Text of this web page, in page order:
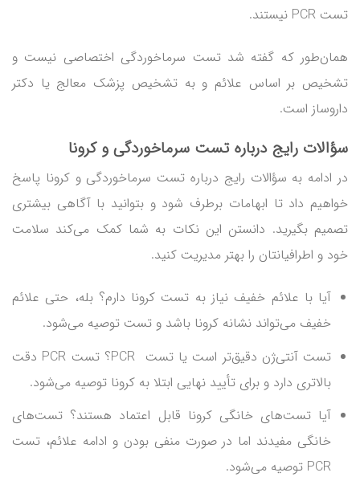
تست PCR نیستند.
همان‌طور که گفته شد تست سرماخوردگی اختصاصی نیست و
تشخیص بر اساس علائم و به تشخیص پزشک معالج یا دکتر
داروساز است.
سؤالات رایج دربارهتست سرماخوردگی و کرونا
در ادامه به سؤالات رایج درباره تست سرماخوردگی و کرونا پاسخ
خواهیم داد تا ابهامات برطرف شود و بتوانید با آگاهی بیشتری
تصمیم بگیرید. دانستن این نکات به شما کمک می‌کند سلامت
خود و اطرافیانتان را بهتر مدیریت کنید.
آیا با علائم خفیف نیاز به تست کرونا دارم؟ بله، حتی علائم
خفیف می‌تواند نشانه کرونا باشد و تست توصیه می‌شود.
تست آنتی‌ژن دقیق‌تر است یا تست PCR؟ تست PCR دقت
بالاتری دارد و برای تأیید نهایی ابتلا به کرونا توصیه می‌شود.
آیا تست‌های خانگی کرونا قابل اعتماد هستند؟ تست‌های
خانگی مفیدند اما در صورت منفی بودن و ادامه علائم، تست
PCR توصیه می‌شود.